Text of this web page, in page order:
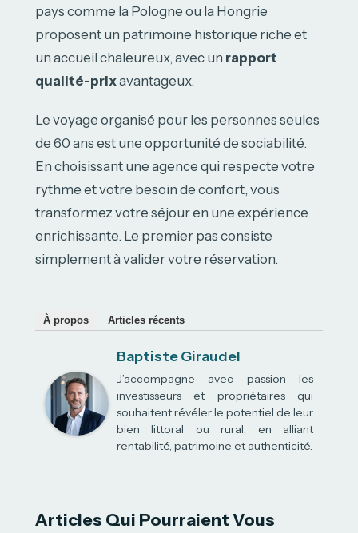
pays comme la Pologne ou la Hongrie
proposent un patrimoine historique riche et
un accueil chaleureux, avec un rapport
qualité-prixavantageux.
Le voyage organisé pour les personnes seules
de 60 ans est une opportunité de sociabilité.
En choisissant une agence qui respecte votre
rythme et votre besoin de confort, vous
transformez votre séjour en une expérience
enrichissante. Le premier pas consiste
simplement à valider votre réservation.
À propos Articles récents
Baptiste Giraudel
J’accompagne avec passion les
investisseurs et propriétaires qui
souhaitent révéler le potentiel de leur
bien littoral ou rural, en alliant
rentabilité, patrimoine et authenticité.
Articles Qui Pourraient Vous